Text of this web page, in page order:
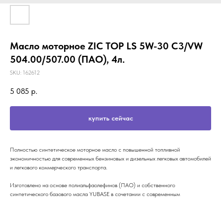
Масло моторное ZIC TOP LS 5W-30 С3/VW
504.00/507.00 (ПАО), 4л.
SKU: 162612
5 085 р.
купить сейчас
Полностью синтетическое моторное масло с повышенной топливной
экономичностью для современных бензиновых и дизельных легковых автомобилей
и легкового коммерческого транспорта.
Изготовлено на основе полиальфаолефинов (ПАО) и собственного
синтетического базового масла YUBASE в сочетании с современным